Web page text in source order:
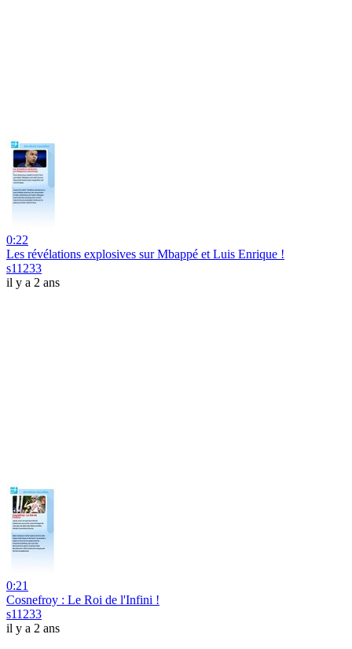
0:22
Les révélations explosives sur Mbappé et Luis Enrique !
s11233
il y a 2 ans
0:21
Cosnefroy : Le Roi de l'Infini !
s11233
il y a 2 ans